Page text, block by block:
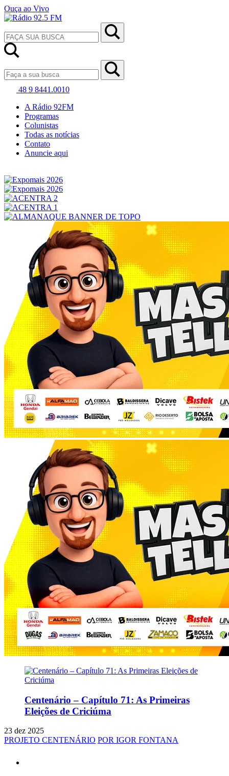
Ouça ao Vivo
48 9 8441.0010
A Rádio 92FM
Programas
Colunistas
Todas as notícias
Contato
Anuncie aqui
Centenário – Capítulo 71: As Primeiras
Eleições de Criciúma
23 dez 2025
PROJETO CENTENÁRIO POR IGOR FONTANA